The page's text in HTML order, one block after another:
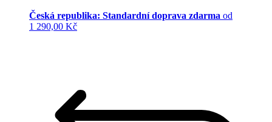
Česká republika: Standardní doprava zdarma od
1 290,00 Kč